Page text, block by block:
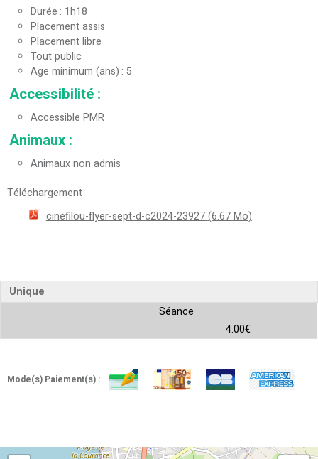
Durée 1h18
Placement assis
Placement libre
Tout public
Age minimum (ans) 5
Accessibilité :
Accessible PMR
Animaux :
Animaux non admis
Téléchargement
cinefilou-flyer-sept-d-c2024-23927(6.67 Mo)
Unique
Séance
4.00€
Mode(s) Paiement(s) :